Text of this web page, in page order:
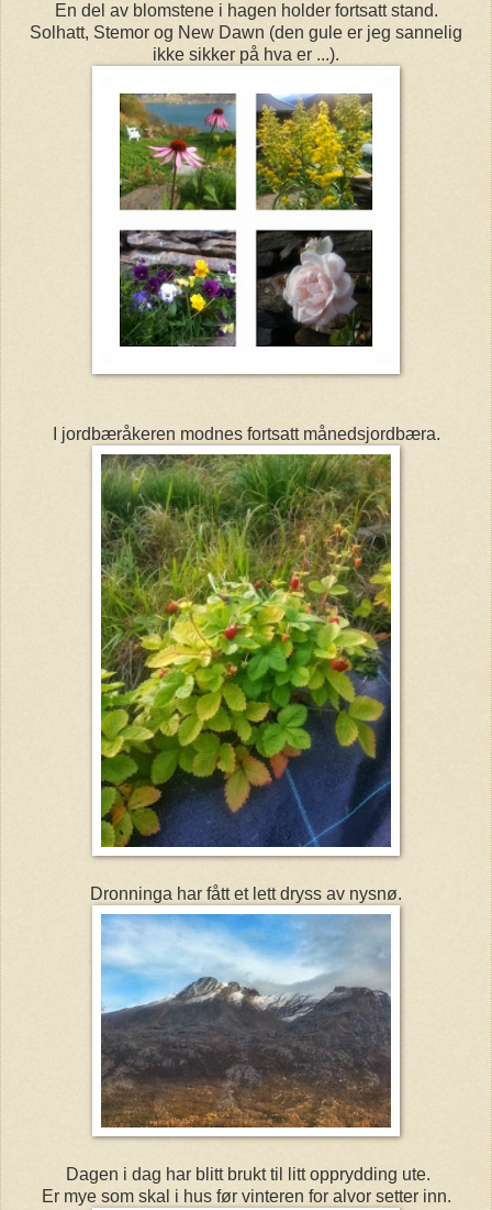
En del av blomstene i hagen holder fortsatt stand.
Solhatt, Stemor og New Dawn (den gule er jeg sannelig
ikke sikker på hva er ...).
I jordbæråkeren modnes fortsatt månedsjordbæra.
Dronninga har fått et lett dryss av nysnø.
Dagen i dag har blitt brukt til litt opprydding ute.
Er mye som skal i hus før vinteren for alvor setter inn.